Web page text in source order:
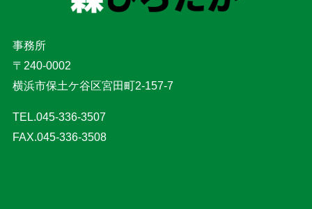
事務所
〒240-0002
横浜市保土ケ谷区宮田町2-157-7
TEL.045-336-3507
FAX.045-336-3508